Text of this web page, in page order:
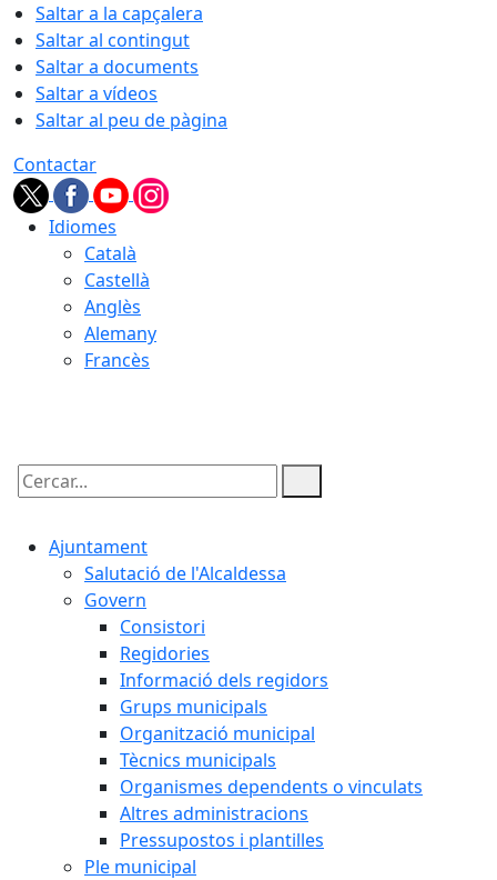
Saltar a la capçalera
Saltar al contingut
Saltar a documents
Saltar a vídeos
Saltar al peu de pàgina
Contactar
Idiomes
Català
Castellà
Anglès
Alemany
Francès
Cercar:
Ajuntament
Salutació de l'Alcaldessa
Govern
Consistori
Regidories
Informació dels regidors
Grups municipals
Organització municipal
Tècnics municipals
Organismes dependents o vinculats
Altres administracions
Pressupostos i plantilles
Ple municipal